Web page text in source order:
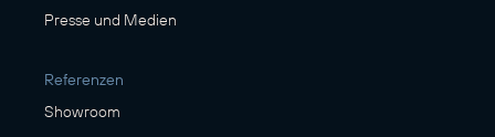
Presse und Medien
Referenzen
Showroom